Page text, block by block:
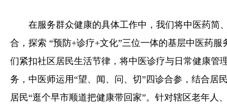
在服务群众健康的具体工作中，我们将中医药简
合，探索 “预防+诊疗+文化”三位一体的基层中医药
们紧扣社区居民生活节律，将中医诊疗与日常健康管
务，中医师运用“望、闻、问、切”四诊合参，结合居
居民“逛个早市顺道把健康带回家”。针对辖区老年人